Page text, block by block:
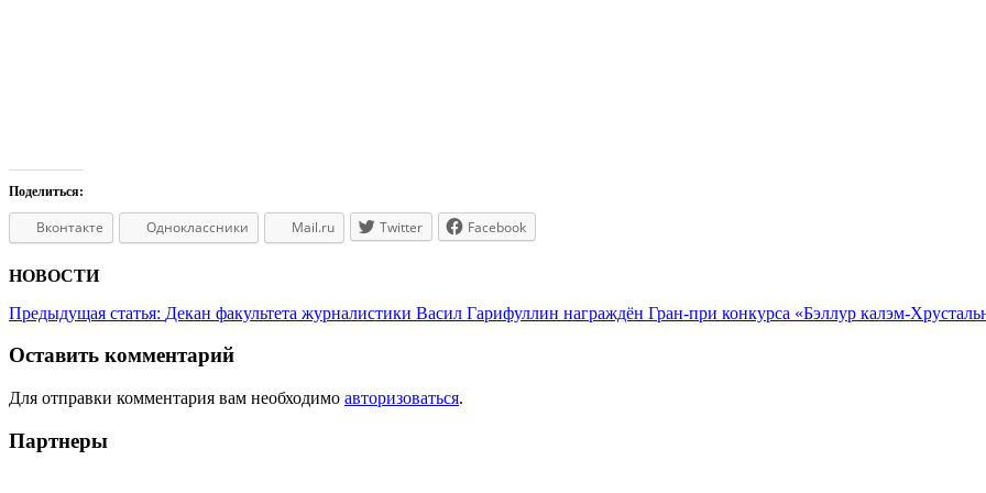
Поделиться:
Вконтакте Одноклассники Mail.ru Twitter Facebook
НОВОСТИ
Предыдущая статья: Декан факультета журналистики Васил Гарифуллин награждён Гран-при конкурса «Бэллур калэм-
Оставить комментарий
Для отправки комментария вам необходимо авторизоваться.
Партнеры